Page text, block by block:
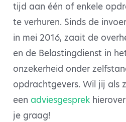
tijd aan één of enkele
te verhuren. Sinds de
in mei 2016, zaait de
en de Belastingdienst in
onzekerheid onder
opdrachtgevers. Wil jij als
een adviesgesprek
je graag!